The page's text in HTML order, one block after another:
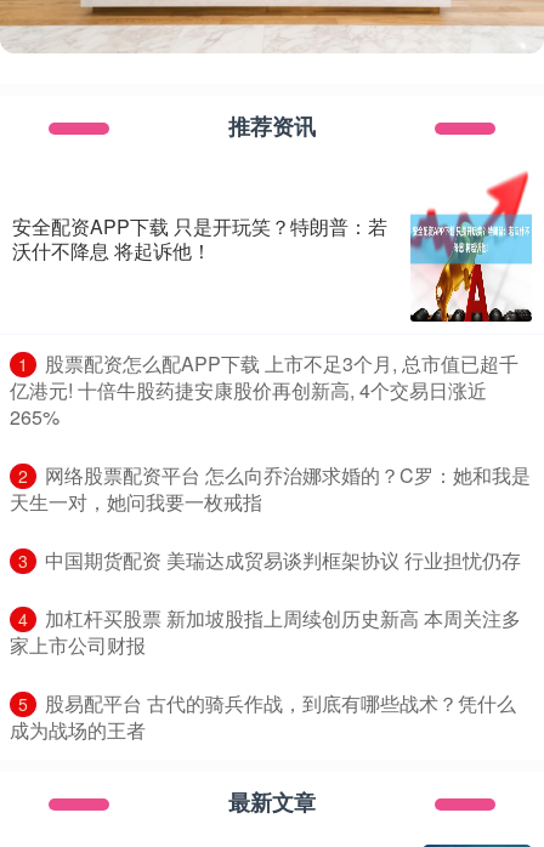
推荐资讯
安全配资APP下载 只是开玩笑？特朗普：若
沃什不降息 将起诉他！
1
​股票配资怎么配APP下载 上市不足3个月, 总市值已超千
亿港元! 十倍牛股药捷安康股价再创新高, 4个交易日涨近
265%
2
​网络股票配资平台 怎么向乔治娜求婚的？C罗：她和我是
天生一对，她问我要一枚戒指
3 ​中国期货配资 美瑞达成贸易谈判框架协议 行业担忧仍存
4
​加杠杆买股票 新加坡股指上周续创历史新高 本周关注多
家上市公司财报
5
​股易配平台 古代的骑兵作战，到底有哪些战术？凭什么
成为战场的王者
最新文章